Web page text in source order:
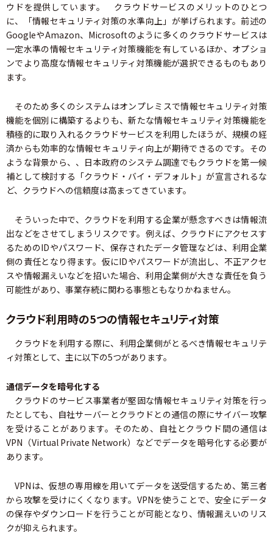
ウドを提供しています。 クラウドサービスのメリットのひとつ
に、「情報セキュリティ対策の水準向上」が挙げられます。前述の
GoogleやAmazon、Microsoftのように多くのクラウドサービスは
一定水準の情報セキュリティ対策機能を有しているほか、オプショ
ンでより高度な情報セキュリティ対策機能が選択できるものもあり
ます。
そのため多くのシステムはオンプレミスで情報セキュリティ対策
機能を個別に構築するよりも、新たな情報セキュリティ対策機能を
積極的に取り入れるクラウドサービスを利用したほうが、規模の経
済からも効率的な情報セキュリティ向上が期待できるのです。その
ような背景から、、日本政府のシステム調達でもクラウドを第一候
補として検討する「クラウド・バイ・デフォルト」が宣言されるな
ど、クラウドへの信頼度は高まってきています。
そういった中で、クラウドを利用する企業が懸念すべきは情報流
出などをさせてしまうリスクです。例えば、クラウドにアクセスす
るためのIDやパスワード、保存されたデータ管理などは、利用企業
側の責任となり得ます。仮にIDやパスワードが流出し、不正アクセ
スや情報漏えいなどを招いた場合、利用企業側が大きな責任を負う
可能性があり、事業存続に関わる事態ともなりかねません。
クラウド利用時の5つの情報セキュリティ対策
クラウドを利用する際に、利用企業側がとるべき情報セキュリテ
ィ対策として、主に以下の5つがあります。
通信データを暗号化する
クラウドのサービス事業者が堅固な情報セキュリティ対策を行っ
たとしても、自社サーバーとクラウドとの通信の際にサイバー攻撃
を受けることがあります。そのため、自社とクラウド間の通信は
VPN（Virtual Private Network）などでデータを暗号化する必要が
あります。
VPNは、仮想の専用線を用いてデータを送受信するため、第三者
から攻撃を受けにくくなります。VPNを使うことで、安全にデータ
の保存やダウンロードを行うことが可能となり、情報漏えいのリス
クが抑えられます。